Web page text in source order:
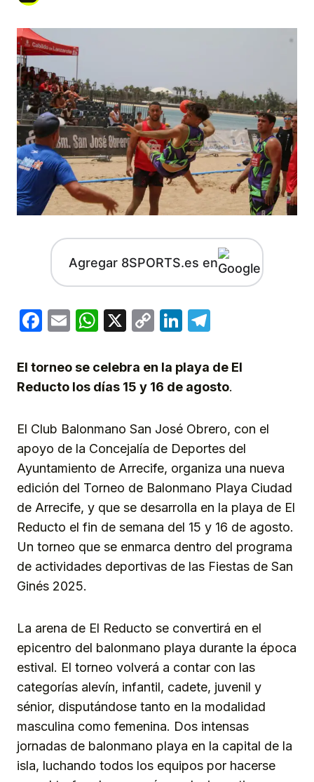
Agregar 8SPORTS.es en
Facebook
EmailWhatsApp
X
CopyLinkedIn
El torneo se celebra en la playa de El
Reducto los días 15 y 16 de agosto.
El Club Balonmano San José Obrero, con el
apoyo de la Concejalía de Deportes del
Ayuntamiento de Arrecife, organiza una nueva
edición del Torneo de Balonmano Playa Ciudad
de Arrecife, y que se desarrolla en la playa de El
Reducto el fin de semana del 15 y 16 de agosto.
Un torneo que se enmarca dentro del programa
de actividades deportivas de las Fiestas de San
Ginés 2025.
La arena de El Reducto se convertirá en el
epicentro del balonmano playa durante la época
estival. El torneo volverá a contar con las
categorías alevín, infantil, cadete, juvenil y
sénior, disputándose tanto en la modalidad
masculina como femenina. Dos intensas
jornadas de balonmano playa en la capital de la
isla, luchando todos los equipos por hacerse